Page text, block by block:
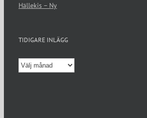
Hällekis – Ny
TIDIGARE INLÄGG
Tidigare
inlägg